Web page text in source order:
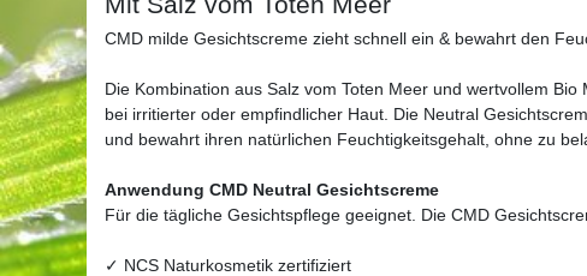
CMD milde Gesichtscreme zieht schnell ein & bewahrt den
Die Kombination aus Salz vom Toten Meer und wertvollem
bei irritierter oder empfindlicher Haut. Die Neutral
und bewahrt ihren natürlichen Feuchtigkeitsgehalt, ohne zu
Anwendung CMD Neutral Gesichtscreme
Für die tägliche Gesichtspflege geeignet. Die CMD
✓ NCS Naturkosmetik zertifiziert